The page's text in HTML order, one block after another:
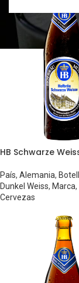
HB Schwarze
País, Alemania,
Dunkel Weiss, Marca,
Cervezas